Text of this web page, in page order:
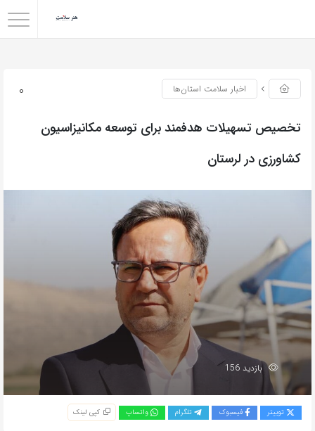
0 اخبار سلامت استان‌ها
تخصیص تسهیلات هدفمند برای توسعه مکانیزاسیون
کشاورزی در لرستان
بازدید 156
توییتر فیسبوک تلگرام واتساپ کپی لینک